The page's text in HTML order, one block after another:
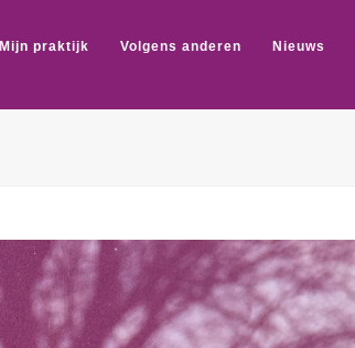
Mijn praktijk Volgens anderen Nieuws